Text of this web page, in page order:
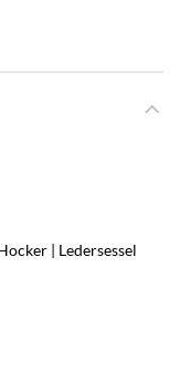
| Ledersessel